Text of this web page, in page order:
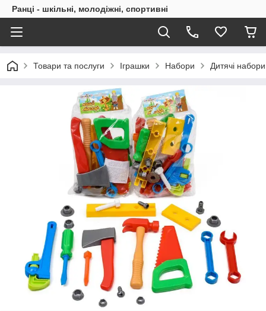
Ранці - шкільні, молодіжні, спортивні
Товари та послуги Іграшки Набори Дитячі набори